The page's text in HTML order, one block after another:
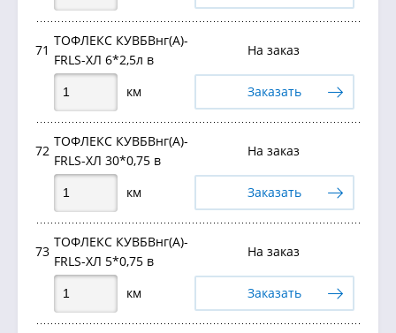
71
ТОФЛЕКС КУВБВнг(А)-
FRLS-ХЛ 6*2,5л в
На заказ
км Заказать
72
ТОФЛЕКС КУВБВнг(А)-
FRLS-ХЛ 30*0,75 в
На заказ
км Заказать
73
ТОФЛЕКС КУВБВнг(А)-
FRLS-ХЛ 5*0,75 в
На заказ
км Заказать